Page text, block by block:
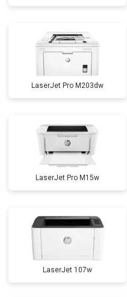
LaserJet Pro M203dw
LaserJet Pro M15w
LaserJet 107w